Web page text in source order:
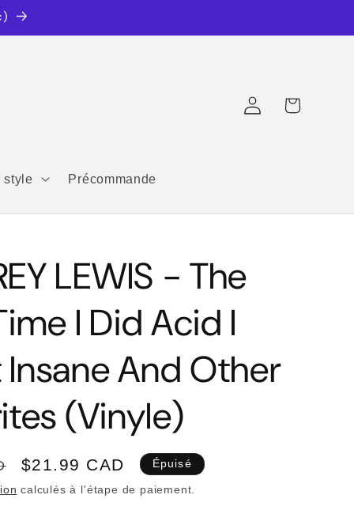
style Précommande
ConnexionPanier
LEWIS - The
I Did Acid I
And Other
(Vinyle)
Prix
promotionnel
$21.99 CAD Épuisé
calculés à l'étape de paiement.